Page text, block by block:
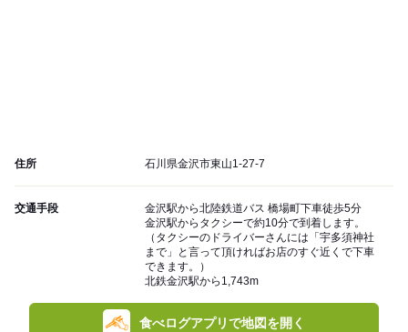
住所 石川県金沢市東山1-27-7
交通手段
金沢駅から北陸鉄道バス 橋場町下車徒歩5分
金沢駅からタクシーで約10分で到着します。
（タクシーのドライバーさんには「宇多須神社
まで」と言って頂ければお店のすぐ近くで下車
できます。）
北鉄金沢駅から1,743m
食べログアプリで地図を開く